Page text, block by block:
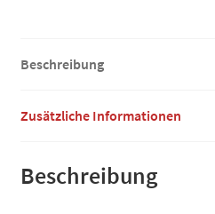
Beschreibung
Zusätzliche Informationen
Beschreibung